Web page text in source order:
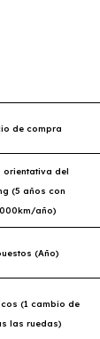
de compra
orientativa del
(5 años con
año)
(Año)
(1 cambio de
las ruedas)